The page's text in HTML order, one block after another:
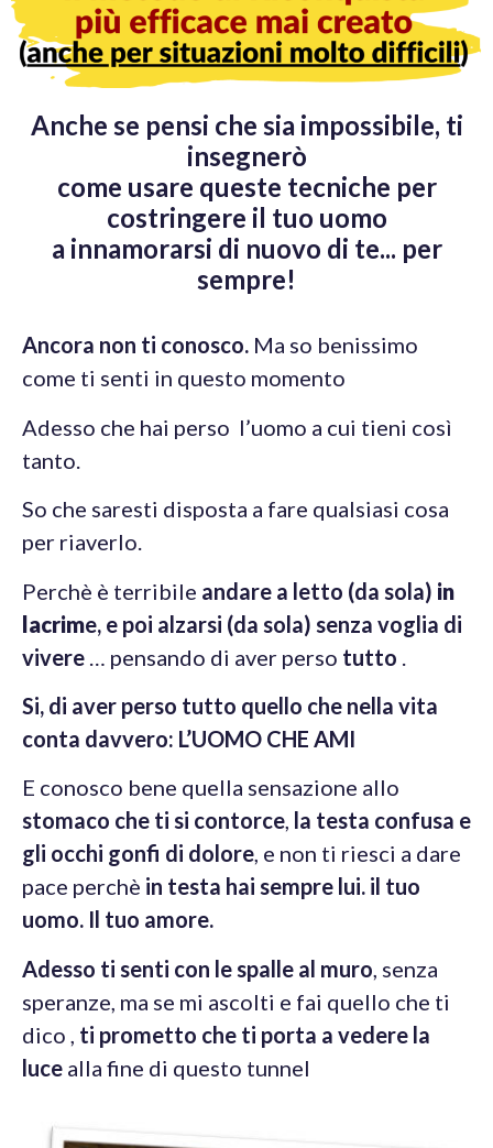
Anche se pensi che sia impossibile, ti
insegnerò
come usare queste tecniche per
costringere il tuo uomo
a innamorarsi di nuovo di te... per
sempre!
Ancora non ti conosco. Ma so benissimo
come ti senti in questo momento
Adesso che hai perso l’uomo a cui tieni così
tanto.
So che saresti disposta a fare qualsiasi cosa
per riaverlo.
Perchè è terribile andare a letto (da sola) in
lacrime, e poi alzarsi (da sola) senza voglia di
vivere … pensando di aver perso tutto
Si, di aver perso tutto quello che nella vita
conta davvero: L’UOMO CHE AMI
E conosco bene quella sensazione allo
stomaco che ti si contorce, la testa confusa e
gli occhi gonfi di dolore, e non ti riesci a dare
pace perchè in testa hai sempre lui. il tuo
uomo. Il tuo amore.
Adesso ti senti con le spalle al muro , senza
speranze, ma se mi ascolti e fai quello che ti
dico , ti prometto che ti porta a vedere la
luce alla fine di questo tunnel